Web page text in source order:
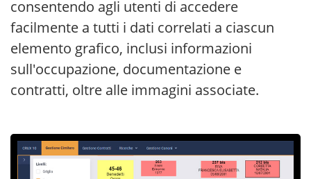
consentendo agli utenti di accedere
facilmente a tutti i dati correlati a ciascun
elemento grafico, inclusi informazioni
sull'occupazione, documentazione e
contratti, oltre alle immagini associate.